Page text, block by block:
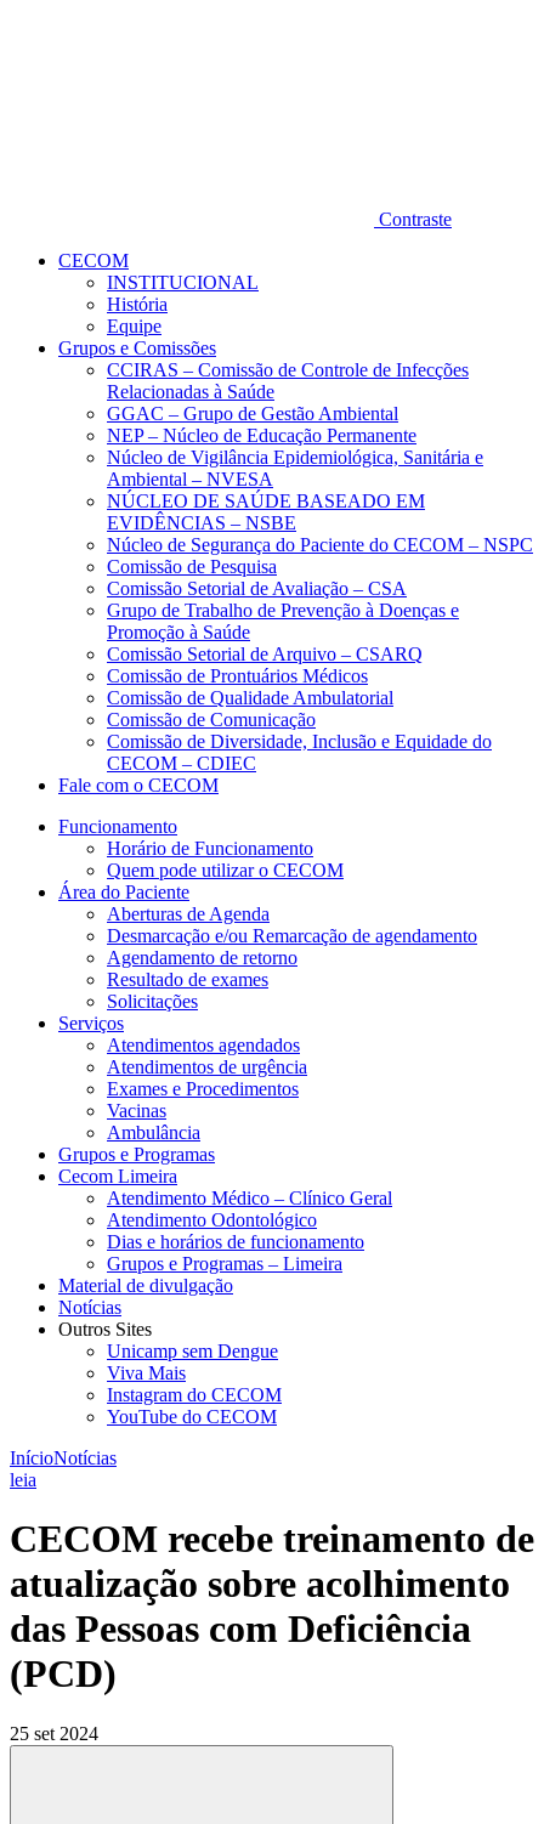
Contraste
CECOM
INSTITUCIONAL
História
Equipe
Grupos e Comissões
CCIRAS – Comissão de Controle de Infecções
Relacionadas à Saúde
GGAC – Grupo de Gestão Ambiental
NEP – Núcleo de Educação Permanente
Núcleo de Vigilância Epidemiológica, Sanitária e
Ambiental – NVESA
NÚCLEO DE SAÚDE BASEADO EM
EVIDÊNCIAS – NSBE
Núcleo de Segurança do Paciente do CECOM – NSPC
Comissão de Pesquisa
Comissão Setorial de Avaliação – CSA
Grupo de Trabalho de Prevenção à Doenças e
Promoção à Saúde
Comissão Setorial de Arquivo – CSARQ
Comissão de Prontuários Médicos
Comissão de Qualidade Ambulatorial
Comissão de Comunicação
Comissão de Diversidade, Inclusão e Equidade do
CECOM – CDIEC
Fale com o CECOM
Funcionamento
Horário de Funcionamento
Quem pode utilizar o CECOM
Área do Paciente
Aberturas de Agenda
Desmarcação e/ou Remarcação de agendamento
Agendamento de retorno
Resultado de exames
Solicitações
Serviços
Atendimentos agendados
Atendimentos de urgência
Exames e Procedimentos
Vacinas
Ambulância
Grupos e Programas
Cecom Limeira
Atendimento Médico – Clínico Geral
Atendimento Odontológico
Dias e horários de funcionamento
Grupos e Programas – Limeira
Material de divulgação
Notícias
Outros Sites
Unicamp sem Dengue
Viva Mais
Instagram do CECOM
YouTube do CECOM
InícioNotícias
leia
CECOM recebe treinamento de
atualização sobre acolhimento
das Pessoas com Deficiência
(PCD)
25 set 2024